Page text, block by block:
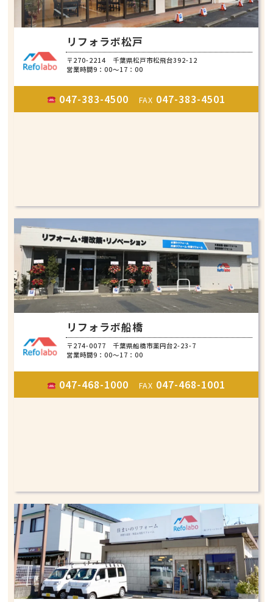
リフォラボ松戸
〒270-2214 千葉県松戸市松飛台392-12
営業時間9：00～17：00
047-383-4500FAX 047-383-4501
リフォラボ船橋
〒274-0077 千葉県船橋市薬円台2-23-7
営業時間9：00～17：00
047-468-1000FAX 047-468-1001